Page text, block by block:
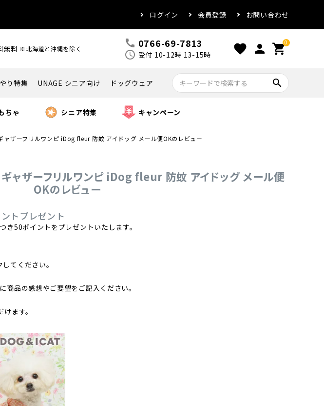
ログイン 会員登録 お問い合わせ
無料 ※北海道と沖縄を除く call 0766-69-7813
schedule 受付 10-12時 13-15時 favorite person 0
shopping_cart
り特集 UNAGE シニア向け ドッグウェア search
ちゃ シニア特集 キャンペーン
ャザーフリルワンピ iDog fleur 防蚊 アイドッグ メール便OKのレビュー
ャザーフリルワンピ iDog fleur 防蚊 アイドッグ メール便
OKのレビュー
トプレゼント
き50ポイントをプレゼントいたします。
てください。
商品の感想やご要望をご記入ください。
ます。